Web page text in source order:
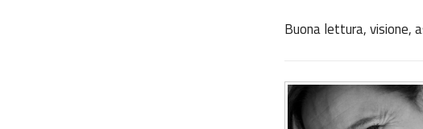
Buona lettura, visione,